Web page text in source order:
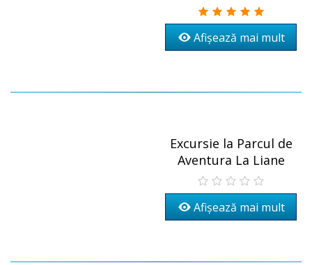
Afișează mai mult
Excursie la Parcul de
Aventura La Liane
Afișează mai mult